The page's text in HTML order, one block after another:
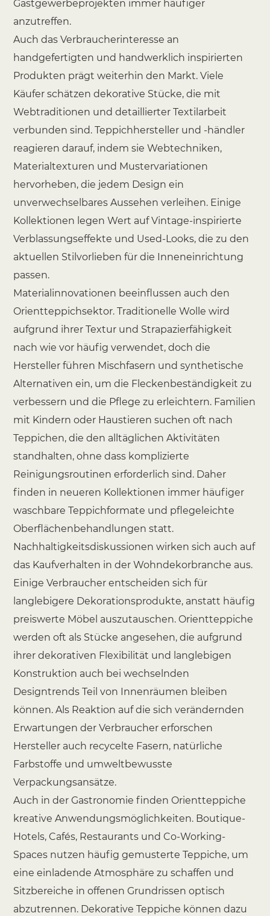
Gastgewerbeprojekten immer häufiger
anzutreffen.
Auch das Verbraucherinteresse an
handgefertigten und handwerklich inspirierten
Produkten prägt weiterhin den Markt. Viele
Käufer schätzen dekorative Stücke, die mit
Webtraditionen und detaillierter Textilarbeit
verbunden sind. Teppichhersteller und -händler
reagieren darauf, indem sie Webtechniken,
Materialtexturen und Mustervariationen
hervorheben, die jedem Design ein
unverwechselbares Aussehen verleihen. Einige
Kollektionen legen Wert auf Vintage-inspirierte
Verblassungseffekte und Used-Looks, die zu den
aktuellen Stilvorlieben für die Inneneinrichtung
passen.
Materialinnovationen beeinflussen auch den
Orientteppichsektor. Traditionelle Wolle wird
aufgrund ihrer Textur und Strapazierfähigkeit
nach wie vor häufig verwendet, doch die
Hersteller führen Mischfasern und synthetische
Alternativen ein, um die Fleckenbeständigkeit zu
verbessern und die Pflege zu erleichtern. Familien
mit Kindern oder Haustieren suchen oft nach
Teppichen, die den alltäglichen Aktivitäten
standhalten, ohne dass komplizierte
Reinigungsroutinen erforderlich sind. Daher
finden in neueren Kollektionen immer häufiger
waschbare Teppichformate und pflegeleichte
Oberflächenbehandlungen statt.
Nachhaltigkeitsdiskussionen wirken sich auch auf
das Kaufverhalten in der Wohndekorbranche aus.
Einige Verbraucher entscheiden sich für
langlebigere Dekorationsprodukte, anstatt häufig
preiswerte Möbel auszutauschen. Orientteppiche
werden oft als Stücke angesehen, die aufgrund
ihrer dekorativen Flexibilität und langlebigen
Konstruktion auch bei wechselnden
Designtrends Teil von Innenräumen bleiben
können. Als Reaktion auf die sich verändernden
Erwartungen der Verbraucher erforschen
Hersteller auch recycelte Fasern, natürliche
Farbstoffe und umweltbewusste
Verpackungsansätze.
Auch in der Gastronomie finden Orientteppiche
kreative Anwendungsmöglichkeiten. Boutique-
Hotels, Cafés, Restaurants und Co-Working-
Spaces nutzen häufig gemusterte Teppiche, um
eine einladende Atmosphäre zu schaffen und
Sitzbereiche in offenen Grundrissen optisch
abzutrennen. Dekorative Teppiche können dazu